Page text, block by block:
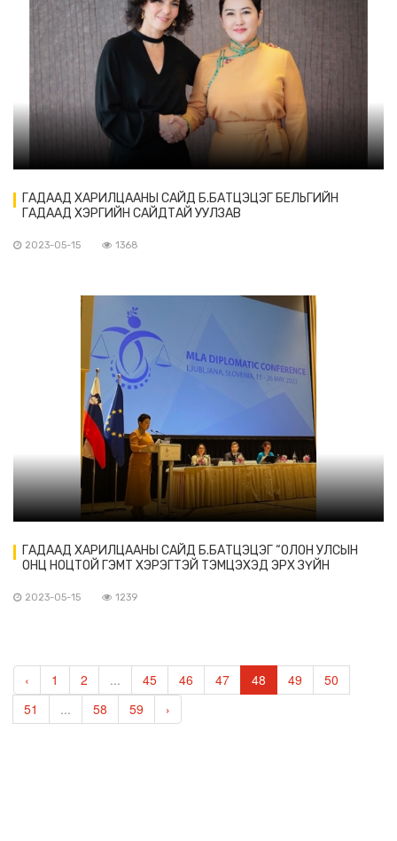
ГАДААД ХАРИЛЦААНЫ САЙД Б.БАТЦЭЦЭГ БЕЛЬГИЙН
ГАДААД ХЭРГИЙН САЙДТАЙ УУЛЗАВ
2023-05-15 1368
ГАДААД ХАРИЛЦААНЫ САЙД Б.БАТЦЭЦЭГ “ОЛОН УЛСЫН
ОНЦ НОЦТОЙ ГЭМТ ХЭРЭГТЭЙ ТЭМЦЭХЭД ЭРХ ЗҮЙН
ХУРАЛД ОРОЛЦОЖ, ҮГ ХЭЛЭВ
2023-05-15 1239
‹ 1 2 ... 45 46 47 48 49
50
51
... 58 59 ›